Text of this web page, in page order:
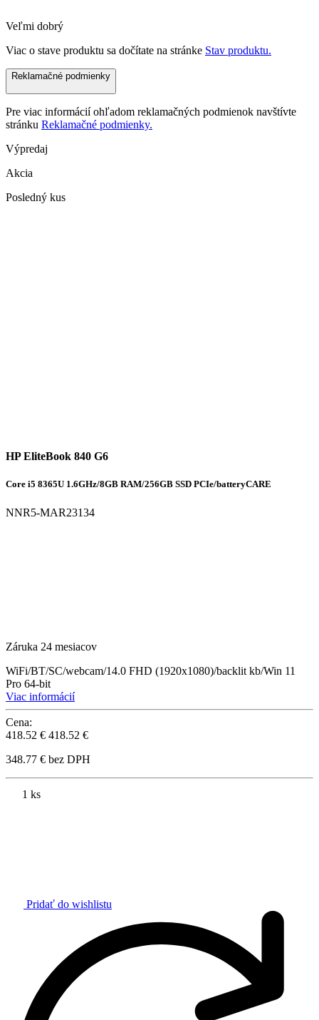
Veľmi dobrý
Viac o stave produktu sa dočítate na stránke Stav produktu.
Reklamačné podmienky
Pre viac informácií ohľadom reklamačných podmienok navštívte
stránku Reklamačné podmienky.
Výpredaj
Akcia
Posledný kus
HP EliteBook 840 G6
Core i5 8365U 1.6GHz/8GB RAM/256GB SSD PCIe/batteryCARE
NNR5-MAR23134
Záruka 24 mesiacov
WiFi/BT/SC/webcam/14.0 FHD (1920x1080)/backlit kb/Win 11
Pro 64-bit
Viac informácií
Cena:
418.52 € 418.52 €
348.77 € bez DPH
1 ks
Pridať do wishlistu